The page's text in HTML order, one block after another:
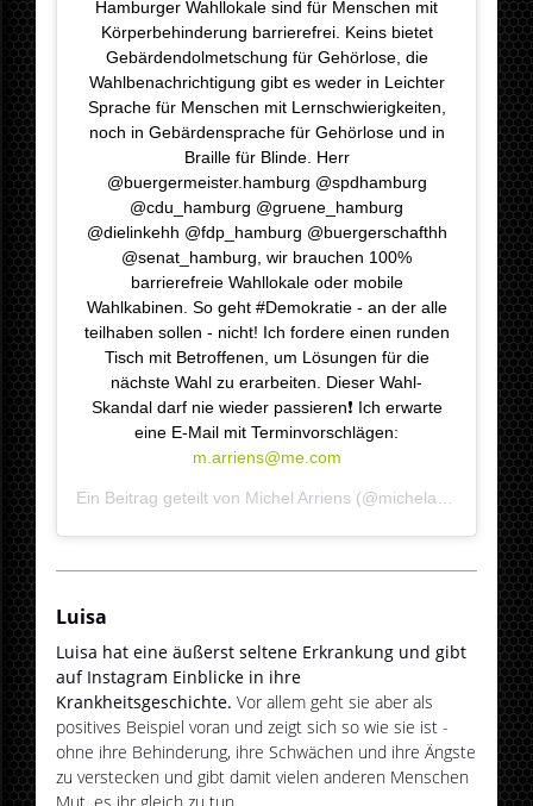
Hamburger Wahllokale sind für Menschen mit
Körperbehinderung barrierefrei. Keins bietet
Gebärdendolmetschung für Gehörlose, die
Wahlbenachrichtigung gibt es weder in Leichter
Sprache für Menschen mit Lernschwierigkeiten,
noch in Gebärdensprache für Gehörlose und in
Braille für Blinde. Herr
@buergermeister.hamburg @spdhamburg
@cdu_hamburg @gruene_hamburg
@dielinkehh @fdp_hamburg @buergerschafthh
@senat_hamburg, wir brauchen 100%
barrierefreie Wahllokale oder mobile
Wahlkabinen. So geht #Demokratie - an der alle
teilhaben sollen - nicht! Ich fordere einen runden
Tisch mit Betroffenen, um Lösungen für die
nächste Wahl zu erarbeiten. Dieser Wahl-
Skandal darf nie wieder passieren❗️ Ich erwarte
eine E-Mail mit Terminvorschlägen:
m.arriens@me.com
Ein Beitrag geteilt von Michel Arriens (@michelarriens.de) am
Luisa
Luisa hat eine äußerst seltene Erkrankung und gibt
auf Instagram Einblicke in ihre
Krankheitsgeschichte. Vor allem geht sie aber als
positives Beispiel voran und zeigt sich so wie sie ist -
ohne ihre Behinderung, ihre Schwächen und ihre Ängste
zu verstecken und gibt damit vielen anderen Menschen